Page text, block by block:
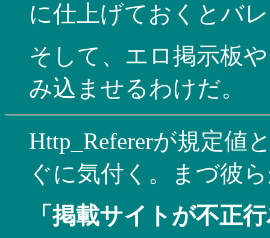
に仕上げておくとバ
そして、エロ掲示板
み込ませるわけだ。
Http_Refererが規定値
ぐに気付く。まづ彼
「掲載サイトが不正